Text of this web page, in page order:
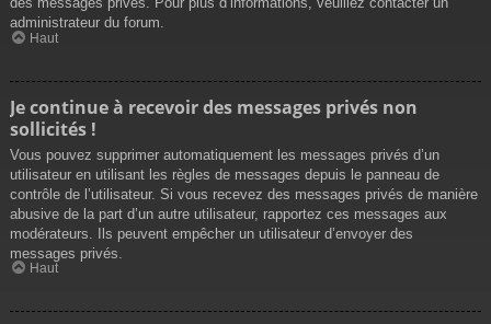
administrateur du forum.
Haut
Je continue à recevoir des messages privés non
sollicités !
Vous pouvez supprimer automatiquement les messages privés d’un
utilisateur en utilisant les règles de messages depuis le panneau de
contrôle de l’utilisateur. Si vous recevez des messages privés de manière
abusive de la part d’un autre utilisateur, rapportez ces messages aux
modérateurs. Ils peuvent empêcher un utilisateur d’envoyer des
messages privés.
Haut